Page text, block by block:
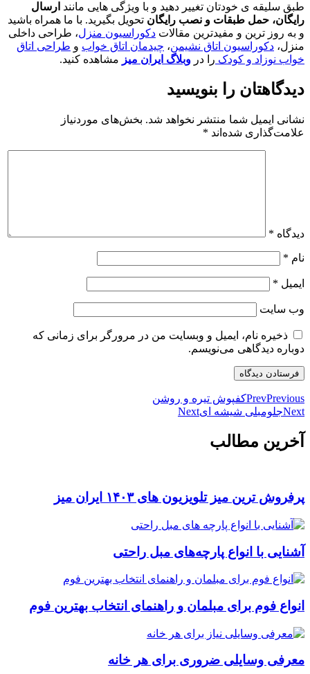
طبق سلیقه ی خودتان تغییر دهید و با ویژگی هایی مانند ارسال
رایگان، حمل طبقات و نصب رایگان تحویل بگیرید. با ما همراه باشید
و به روز ترین و مفیدترین مقالات دکوراسیون منزل، طراحی داخلی
منزل، دکوراسیون اتاق نشیمن، چیدمان اتاق خواب و طراحی اتاق
خواب نوزاد و کودک را در وبلاگ ایران میز مشاهده کنید.
دیدگاهتان را بنویسید
نشانی ایمیل شما منتشر نخواهد شد. بخش‌های موردنیاز
علامت‌گذاری شده‌اند *
دیدگاه *
نام *
ایمیل *
وب‌ سایت
ذخیره نام، ایمیل و وبسایت من در مرورگر برای زمانی که
دوباره دیدگاهی می‌نویسم.
PrevPrevious
کفپوش تیره و روشن
Nextجلومبلی شیشه ایNext
آخرین مطالب
پرفروش ترین میز تلویزیون های ۱۴۰۳ ایران میز
آشنایی با انواع پارچه‌های مبل راحتی
انواع فوم برای مبلمان و راهنمای انتخاب بهترین فوم
معرفی وسایلی ضروری برای هر خانه